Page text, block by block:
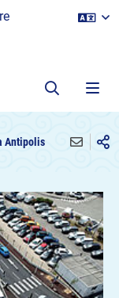
Antipolis